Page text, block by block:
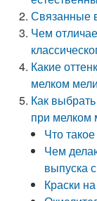
Связанные
Чем
Какие
мелком
Как
при мелком
Что
Чем
выпуска
Краски